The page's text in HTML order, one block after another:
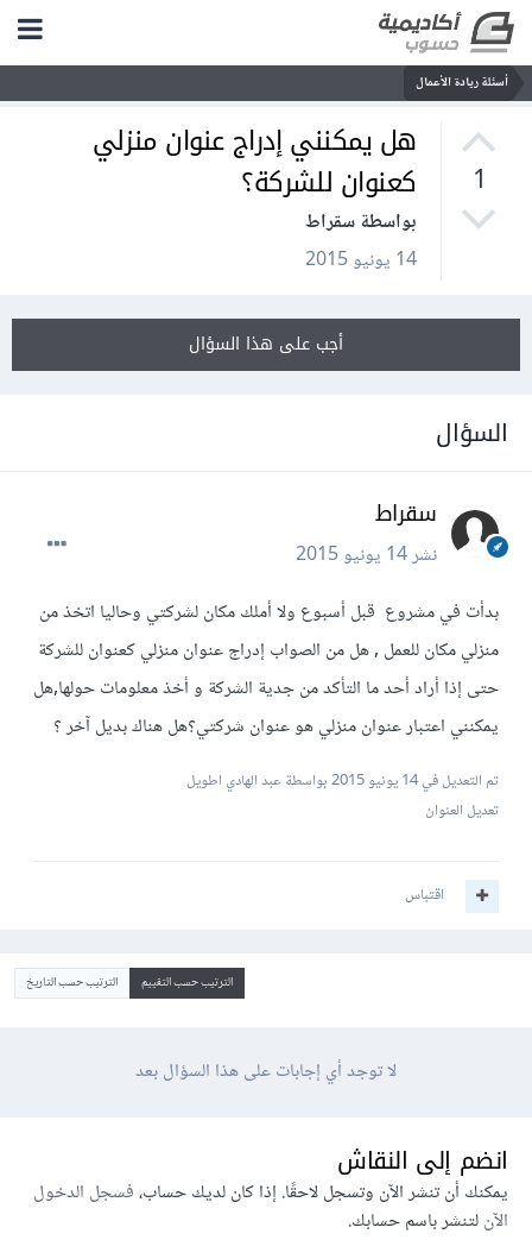
أسئلة ريادة الأعمال
1
هل يمكنني إدراج عنوان منزلي
كعنوان للشركة؟
بواسطة سقراط
14 يونيو 2015
أجب على هذا السؤال
السؤال
سقراط
نشر14 يونيو 2015
بدأت في مشروع قبل أسبوع ولا أملك مكان لشركتي وحاليا اتخذ من
منزلي مكان للعمل , هل من الصواب إدراج عنوان منزلي كعنوان للشركة
حتى إذا أراد أحد ما التأكد من جدية الشركة و أخذ معلومات حولها,هل
يمكنني اعتبار عنوان منزلي هو عنوان شركتي؟هل هناك بديل آخر ؟
تم التعديل في14 يونيو 2015
بواسطة عبد الهادي اطويل
تعديل العنوان
اقتباس
الترتيب حسب التقييم الترتيب حسب التاريخ
لا توجد أي إجابات على هذا السؤال بعد
انضم إلى النقاش
يمكنك أن تنشر الآن وتسجل لاحقًا. إذا كان لديك حساب،فسجل الدخول
الآنلتنشر باسم حسابك.